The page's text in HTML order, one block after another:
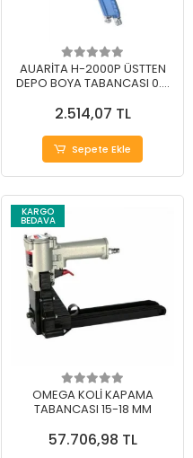
AUARİTA H-2000P ÜSTTEN
DEPO BOYA TABANCASI 0.5
2.514,07 TL
Sepete Ekle
KARGO
BEDAVA
OMEGA KOLİ KAPAMA
TABANCASI 15-18 MM
57.706,98 TL